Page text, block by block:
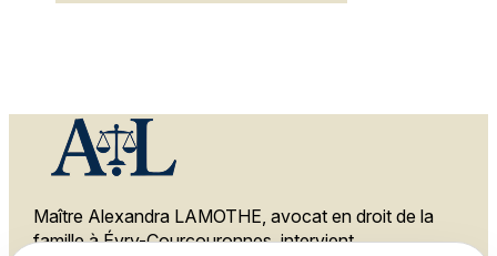
Maître Alexandra LAMOTHE, avocat en droit de la
famille à Évry-Courcouronnes, intervient